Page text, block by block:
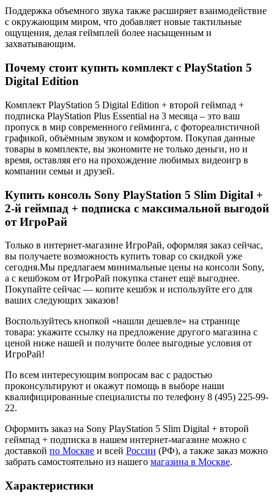
Поддержка объемного звука также расширяет взаимодействие
с окружающим миром, что добавляет новые тактильные
ощущения, делая геймплей более насыщенным и
захватывающим.
Почему стоит купить комплект с PlayStation 5
Digital Edition
Комплект PlayStation 5 Digital Edition + второй геймпад +
подписка PlayStation Plus Essential на 3 месяца – это ваш
пропуск в мир современного гейминга, с фотореалистичной
графикой, объёмным звуком и комфортом. Покупая данные
товары в комплекте, вы экономите не только деньги, но и
время, оставляя его на прохождение любимых видеоигр в
компании семьи и друзей.
Купить консоль Sony PlayStation 5 Slim Digital +
2-й геймпад + подписка с максимальной выгодой
от ИгроРай
Только в интернет-магазине ИгроРай, оформляя заказ сейчас,
вы получаете возможность купить товар со скидкой уже
сегодня.Мы предлагаем минимальные цены на консоли Sony,
а с кешбэком от ИгроРай покупка станет ещё выгоднее.
Покупайте сейчас — копите кешбэк и используйте его для
ваших следующих заказов!
Воспользуйтесь кнопкой «нашли дешевле» на странице
товара: укажите ссылку на предложение другого магазина с
ценой ниже нашей и получите более выгодные условия от
ИгроРай!
По всем интересующим вопросам вас с радостью
проконсультируют и окажут помощь в выборе наши
квалифицированные специалисты по телефону 8 (495) 225-99-
22.
Оформить заказ на Sony PlayStation 5 Slim Digital + второй
геймпад + подписка в нашем интернет-магазине можно с
доставкой по Москве и всей России (РФ), а также заказ можно
забрать самостоятельно из нашего магазина в Москве.
Характеристики